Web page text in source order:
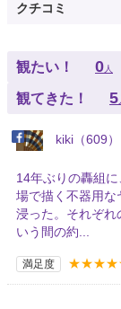
クチコミ
観たい！ 0人
観てきた！ 5
kiki（609）
14年ぶりの轟組
場で描く不器用な
浸った。それぞれ
いう間の約...
満足度